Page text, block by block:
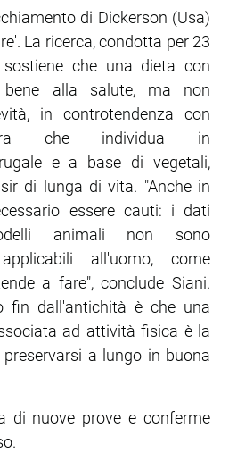
di Dickerson (Usa)
La ricerca, condotta per 23
che una dieta con
alla salute, ma non
in controtendenza con
che individua in
e a base di vegetali,
di lunga di vita. "Anche in
essere cauti: i dati
animali non sono
applicabili all'uomo, come
a fare", conclude Siani.
fin dall'antichità è che una
ad attività fisica è la
a lungo in buona
di nuove prove e conferme